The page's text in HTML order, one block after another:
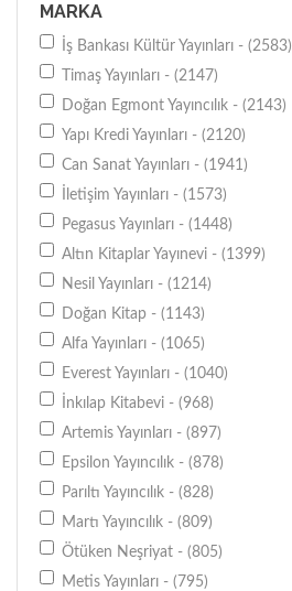
MARKA
İş Bankası Kültür Yayınları - (2583)
Timaş Yayınları - (2147)
Doğan Egmont Yayıncılık - (2143)
Yapı Kredi Yayınları - (2120)
Can Sanat Yayınları - (1941)
İletişim Yayınları - (1573)
Pegasus Yayınları - (1448)
Altın Kitaplar Yayınevi - (1399)
Nesil Yayınları - (1214)
Doğan Kitap - (1143)
Alfa Yayınları - (1065)
Everest Yayınları - (1040)
İnkılap Kitabevi - (968)
Artemis Yayınları - (897)
Epsilon Yayıncılık - (878)
Parıltı Yayıncılık - (828)
Martı Yayıncılık - (809)
Ötüken Neşriyat - (805)
Metis Yayınları - (795)